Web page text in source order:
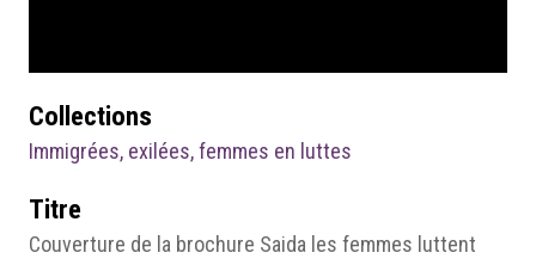
Collections
Immigrées, exilées, femmes en luttes
Titre
Couverture de la brochure Saida les femmes luttent